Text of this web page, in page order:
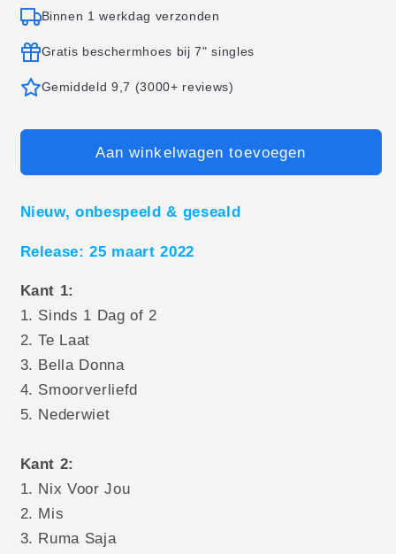
Binnen 1 werkdag verzonden
Gratis beschermhoes bij 7" singles
Gemiddeld 9,7 (3000+ reviews)
Aan winkelwagen toevoegen
Nieuw, onbespeeld & geseald
Release: 25 maart 2022
Kant 1:
1. Sinds 1 Dag of 2
2. Te Laat
3. Bella Donna
4. Smoorverliefd
5. Nederwiet
Kant 2:
1. Nix Voor Jou
2. Mis
3. Ruma Saja